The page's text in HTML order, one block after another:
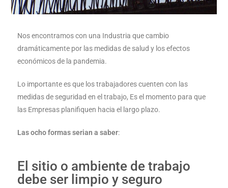
Nos encontramos con una Industria que cambio
dramáticamente por las medidas de salud y los efectos
económicos de la pandemia.
Lo importante es que los trabajadores cuenten con las
medidas de seguridad en el trabajo, Es el momento para que
las Empresas planifiquen hacia el largo plazo.
Las ocho formas serian a saber:
El sitio o ambiente de trabajo
debe ser limpio y seguro